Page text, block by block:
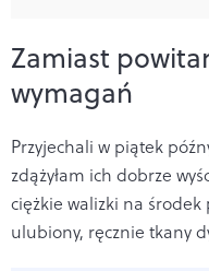
Zamiast
wymagań
Przyjechali w piątek
zdążyłam ich dobrze
ciężkie walizki na
ulubiony, ręcznie tkany